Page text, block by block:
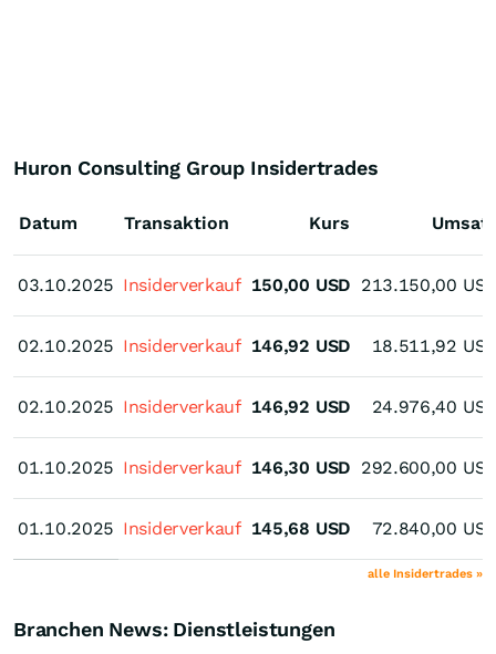
Huron Consulting Group Insidertrades
Datum
03.10.2025
02.10.2025
02.10.2025
01.10.2025
01.10.2025
Transaktion Kurs Umsatz
03.10.2025 Insiderverkauf 150,00 USD 213.150,00
02.10.2025 Insiderverkauf 146,92 USD 18.511,92
02.10.2025 Insiderverkauf 146,92 USD 24.976,40
01.10.2025 Insiderverkauf 146,30 USD 292.600,00
01.10.2025 Insiderverkauf 145,68 USD 72.840,00
alle Insidertrades »
Branchen News: Dienstleistungen